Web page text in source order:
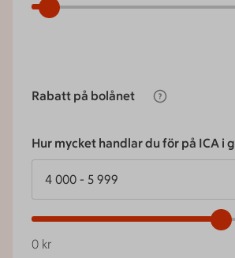
Rabatt på bolånet
Hur mycket handlar du för på ICA i
0 kr